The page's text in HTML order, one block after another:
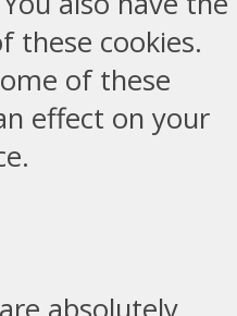
these cookies.
of these
effect on your